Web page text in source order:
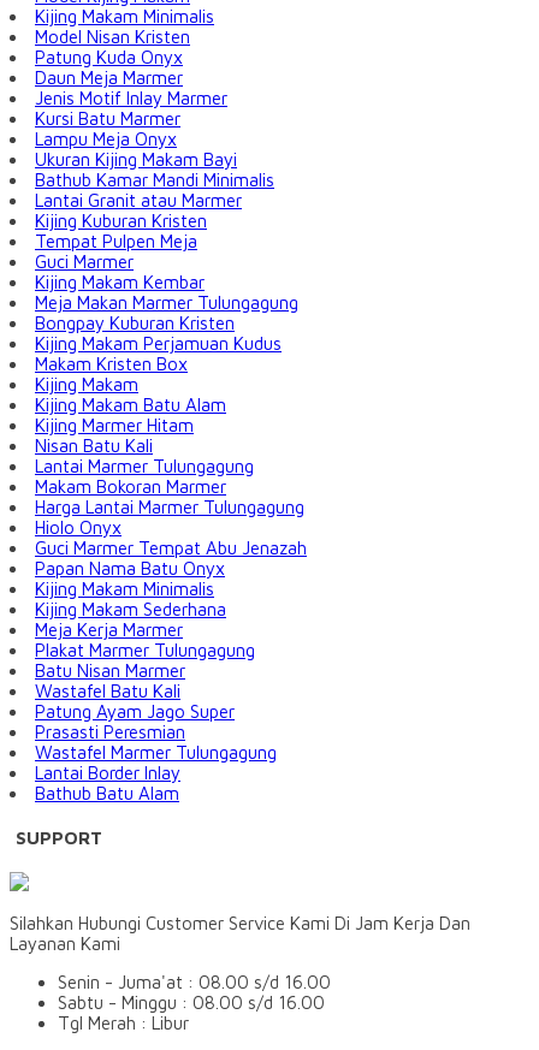
Kijing Makam Minimalis
Model Nisan Kristen
Patung Kuda Onyx
Daun Meja Marmer
Jenis Motif Inlay Marmer
Kursi Batu Marmer
Lampu Meja Onyx
Ukuran Kijing Makam Bayi
Bathub Kamar Mandi Minimalis
Lantai Granit atau Marmer
Kijing Kuburan Kristen
Tempat Pulpen Meja
Guci Marmer
Kijing Makam Kembar
Meja Makan Marmer Tulungagung
Bongpay Kuburan Kristen
Kijing Makam Perjamuan Kudus
Makam Kristen Box
Kijing Makam
Kijing Makam Batu Alam
Kijing Marmer Hitam
Nisan Batu Kali
Lantai Marmer Tulungagung
Makam Bokoran Marmer
Harga Lantai Marmer Tulungagung
Hiolo Onyx
Guci Marmer Tempat Abu Jenazah
Papan Nama Batu Onyx
Kijing Makam Minimalis
Kijing Makam Sederhana
Meja Kerja Marmer
Plakat Marmer Tulungagung
Batu Nisan Marmer
Wastafel Batu Kali
Patung Ayam Jago Super
Prasasti Peresmian
Wastafel Marmer Tulungagung
Lantai Border Inlay
Bathub Batu Alam
SUPPORT
Silahkan Hubungi Customer Service Kami Di Jam Kerja Dan
Layanan Kami
Senin - Juma'at : 08.00 s/d 16.00
Sabtu - Minggu : 08.00 s/d 16.00
Tgl Merah : Libur